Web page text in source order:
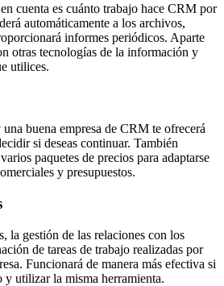
cuenta es cuánto trabajo hace CRM por
automáticamente a los archivos,
informes periódicos. Aparte
otras tecnologías de la información y
utilices.
buena empresa de CRM te ofrecerá
si deseas continuar. También
paquetes de precios para adaptarse
y presupuestos.
la gestión de las relaciones con los
de tareas de trabajo realizadas por
Funcionará de manera más efectiva si
y utilizar la misma herramienta.